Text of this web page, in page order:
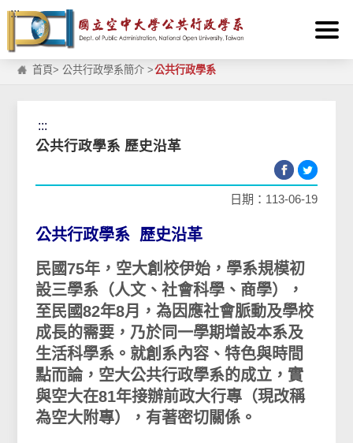
跳到主要內容區塊
:::
首頁>公共行政學系簡介 >公共行政學系
:::
公共行政學系 歷史沿革
日期：113-06-19
公共行政學系 歷史沿革
民國75年，空大創校伊始，學系規模初
設三學系（人文、社會科學、商學），
至民國82年8月，為因應社會脈動及學校
成長的需要，乃於同一學期增設本系及
生活科學系。就創系內容、特色與時間
點而論，空大公共行政學系的成立，實
與空大在81年接辦前政大行專（現改稱
為空大附專），有著密切關係。